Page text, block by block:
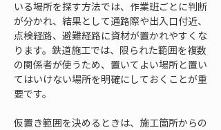
いる場所を探す方法では、作業班ごとに判断
が分かれ、結果として通路際や出入口付近、
点検経路、避難経路に資材が置かれやすくな
ります。鉄道施工では、限られた範囲を複数
の関係者が使うため、置いてよい場所と置い
てはいけない場所を明確にしておくことが重
要です。
仮置き範囲を決めるときは、施工箇所からの